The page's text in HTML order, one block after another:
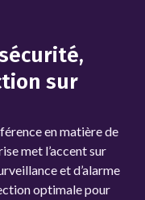
sur
en matière de
met l’accent sur
et d’alarme
optimale pour